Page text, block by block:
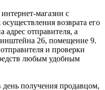
магазин с
возврата его
отправителя, а
26, помещение 9.
и проверки
любым удобным
день получения продавцом,